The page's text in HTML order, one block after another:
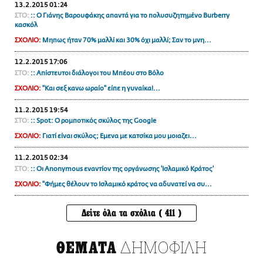
13.2.2015 01:24
ΣΤΟ: :: Ο Γιάνης Βαρουφάκης απαντά για το πολυσυζητημένο Burberry
κασκόλ
ΣΧΟΛΙΟ: Μηπως ήταν 70% μαλλί και 30% όχι μαλλί; Σαν το μνη...
12.2.2015 17:06
ΣΤΟ: :: Απίστευτοι διάλογοι του Μπέου στο Βόλο
ΣΧΟΛΙΟ: "Και σεξ κανω ωραίο" είπε η γυναίκα!...
11.2.2015 19:54
ΣΤΟ: :: Spot: Ο ρομποτικός σκύλος της Google
ΣΧΟΛΙΟ: Γιατί είναι σκύλος; Εμενα με κατσίκα μου μοιαζει...
11.2.2015 02:34
ΣΤΟ: :: Οι Anonymous εναντίον της οργάνωσης 'Ισλαμικό Κράτος'
ΣΧΟΛΙΟ: "Φήμες θέλουν το Ισλαμικό κράτος να αδυνατεί να συ...
Δείτε όλα τα σχόλια ( 411 )
ΘΕΜΑΤΑ ΔΗΜΟΦΙΛΗ